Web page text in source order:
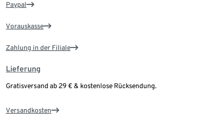
Paypal
Vorauskasse
Zahlung in der Filiale
Lieferung
Gratisversand ab 29 € & kostenlose Rücksendung.
Versandkosten